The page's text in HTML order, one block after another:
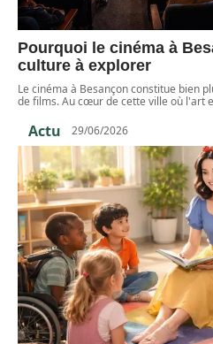
Pourquoi le cinéma à
culture à explorer
Le cinéma à Besançon constitue bien
de films. Au cœur de cette ville où l'art
Actu 29/06/2026